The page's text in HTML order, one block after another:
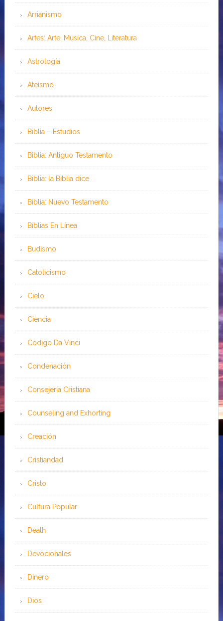
Arrianismo
Artes: Arte, Música, Cine, Literatura
Astrología
Ateísmo
Autores
Biblia – Estudios
Biblia: Antiguo Testamento
Biblia: la Biblia dice
Biblia: Nuevo Testamento
Bíblias En Línea
Budismo
Catolicismo
Cielo
Ciencia
Código Da Vinci
Condenación
Consejería Cristiana
Counseling and Exhorting
Creación
Cristiandad
Cristo
Cultura Popular
Death
Devocionales
Dinero
Dios